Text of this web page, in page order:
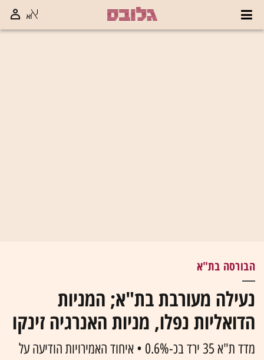
הבורסה בת"א
נעילה מעורבת בת"א; המניות
הדואליות נפלו, מניות האנרגיה זינקו
מדד ת"א 35 ירד בכ-0.6% • איחוד האמירויות הודיעה על